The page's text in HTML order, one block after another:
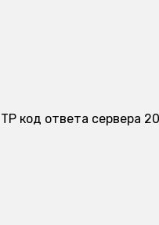
код ответа сервера